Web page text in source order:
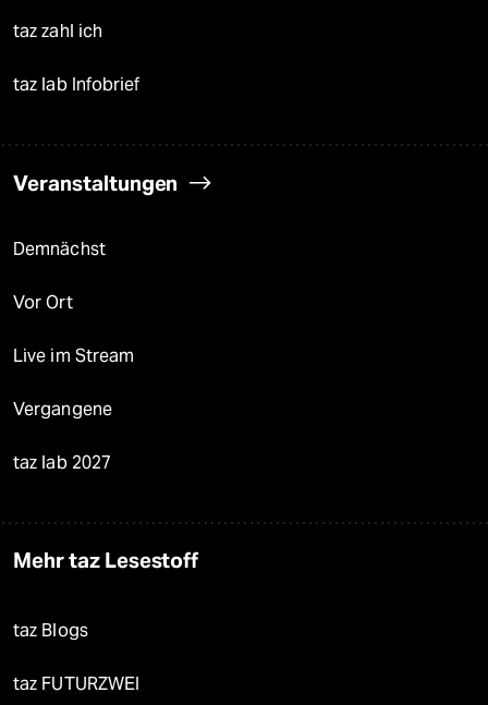
taz zahl ich
taz lab Infobrief
Veranstaltungen
Demnächst
Vor Ort
Live im Stream
Vergangene
taz lab 2027
Mehr taz Lesestoff
taz Blogs
taz FUTURZWEI